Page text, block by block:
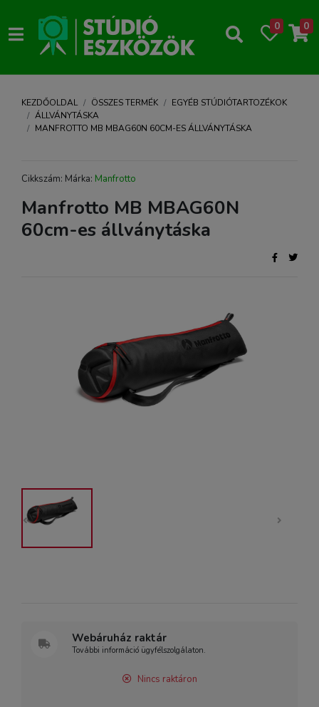
0 0
KEZDŐOLDAL ÖSSZES TERMÉK
EGYÉB STÚDIÓTARTOZÉKOK
ÁLLVÁNYTÁSKA
MANFROTTO MB MBAG60N 60CM-ES ÁLLVÁNYTÁSKA
Cikkszám: Márka: Manfrotto
Manfrotto MB MBAG60N
60cm-es állványtáska
Webáruház raktár
További információ ügyfélszolgálaton.
Nincs raktáron